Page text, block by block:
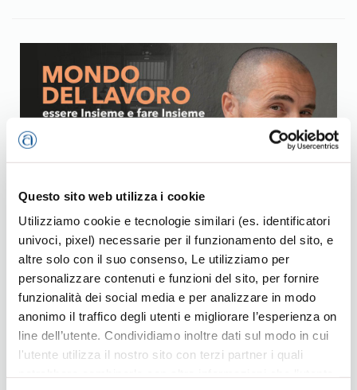
Questo sito web utilizza i cookie
Utilizziamo cookie e tecnologie similari (es. identificatori
univoci, pixel) necessarie per il funzionamento del sito, e
altre solo con il suo consenso, Le utilizziamo per
personalizzare contenuti e funzioni del sito, per fornire
funzionalità dei social media e per analizzare in modo
anonimo il traffico degli utenti e migliorare l’esperienza on
line dell’utente. Condividiamo inoltre dati sul modo in cui
l'utente utilizza il nostro sito con terzi partner i quali
Mondo del lavoro, essere Insieme per fare
Insieme
Incontro con Sebastiano Zanolli, giovedì 19 settembre
2024 alla Birreria Lucky Brews di Vicenza in via Vecchia
Ferriera 123. Iscriviti per partecipare!